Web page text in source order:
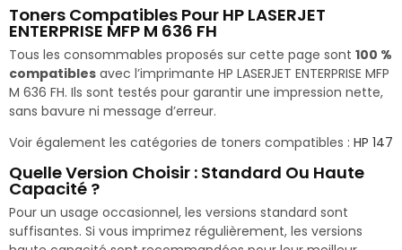
Toners Compatibles Pour HP LASERJET
ENTERPRISE MFP M 636 FH
Tous les consommables proposés sur cette page sont 100 %
compatibles avec l’imprimante HP LASERJET ENTERPRISE MFP
M 636 FH. Ils sont testés pour garantir une impression nette,
sans bavure ni message d’erreur.
Voir également les catégories de toners compatibles : HP 147
Quelle Version Choisir : Standard Ou Haute
Capacité ?
Pour un usage occasionnel, les versions standard sont
suffisantes. Si vous imprimez régulièrement, les versions